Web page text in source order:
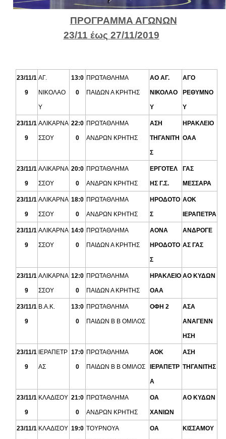
ΠΡΟΓΡΑΜΜΑ ΑΓΩΝΩΝ
23/11 έως 27/11/2019
23/11/1
9
ΑΓ.
ΝΙΚΟΛΑΟ
Υ
13:0
0
ΠΡΩΤΑΘΛΗΜΑ
ΠΑΙΔΩΝ Α ΚΡΗΤΗΣ
ΑΟ ΑΓ.
ΝΙΚΟΛΑΟ
Υ
ΑΓΟ
ΡΕΘΥΜΝΟ
Υ
23/11/1
9
ΑΛΙΚΑΡΝΑ
ΣΣΟΥ
22:0
0
ΠΡΩΤΑΘΛΗΜΑ
ΑΝΔΡΩΝ ΚΡΗΤΗΣ
ΑΣΗ
ΤΗΓΑΝΙΤΗ
Σ
ΗΡΑΚΛΕΙΟ
ΟΑΑ
23/11/1
9
ΑΛΙΚΑΡΝΑ
ΣΣΟΥ
20:0
0
ΠΡΩΤΑΘΛΗΜΑ
ΑΝΔΡΩΝ ΚΡΗΤΗΣ
ΕΡΓΟΤΕΛ
ΗΣ Γ.Σ.
ΓΑΣ
ΜΕΣΣΑΡΑ
23/11/1
9
ΑΛΙΚΑΡΝΑ
ΣΣΟΥ
18:0
0
ΠΡΩΤΑΘΛΗΜΑ
ΑΝΔΡΩΝ ΚΡΗΤΗΣ
ΗΡΟΔΟΤΟ
Σ
ΑΟΚ
ΙΕΡΑΠΕΤΡΑ
23/11/1
9
ΑΛΙΚΑΡΝΑ
ΣΣΟΥ
14:0
0
ΠΡΩΤΑΘΛΗΜΑ
ΠΑΙΔΩΝ Α ΚΡΗΤΗΣ
ΑΟΝΑ
ΗΡΟΔΟΤΟ
Σ
ΑΝΔΡΟΓΕ
ΑΣ ΓΑΣ
23/11/1
9
ΑΛΙΚΑΡΝΑ
ΣΣΟΥ
12:0
0
ΠΡΩΤΑΘΛΗΜΑ
ΠΑΙΔΩΝ Α ΚΡΗΤΗΣ
ΗΡΑΚΛΕΙΟ
ΟΑΑ
ΑΟ ΚΥΔΩΝ
23/11/1
9
Β.Α.Κ. 13:0
0
ΠΡΩΤΑΘΛΗΜΑ
ΠΑΙΔΩΝ Β Β ΟΜΙΛΟΣ
ΟΦΗ 2 ΑΣΑ
ΑΝΑΓΕΝΝ
ΗΣΗ
23/11/1
9
ΙΕΡΑΠΕΤΡ
ΑΣ
17:0
0
ΠΡΩΤΑΘΛΗΜΑ
ΠΑΙΔΩΝ Β Β ΟΜΙΛΟΣ
ΑΟΚ
ΙΕΡΑΠΕΤΡ
Α
ΑΣΗ
ΤΗΓΑΝΙΤΗΣ
23/11/1
9
ΚΛΑΔΙΣΟΥ 21:0
0
ΠΡΩΤΑΘΛΗΜΑ
ΑΝΔΡΩΝ ΚΡΗΤΗΣ
ΟΑ
ΧΑΝΙΩΝ
ΑΟ ΚΥΔΩΝ
23/11/1 ΚΛΑΔΙΣΟΥ 19:0 ΤΟΥΡΝΟΥΑ ΟΑ ΚΙΣΣΑΜΟΥ